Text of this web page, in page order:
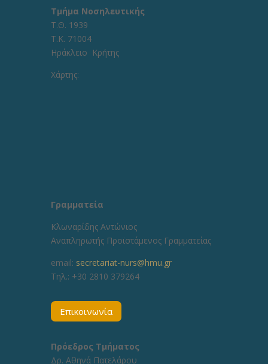
Τμήμα Νοσηλευτικής
Τ.Θ. 1939
Τ.Κ. 71004
Ηράκλειο Κρήτης
Χάρτης:
Γραμματεία
Κλωναρίδης Αντώνιος
Αναπληρωτής Προϊστάμενος Γραμματείας
email: secretariat-nurs@hmu.gr
Τηλ.: +30 2810 379264
Επικοινωνία
Πρόεδρος Τμήματος
Δρ. Αθηνά Πατελάρου